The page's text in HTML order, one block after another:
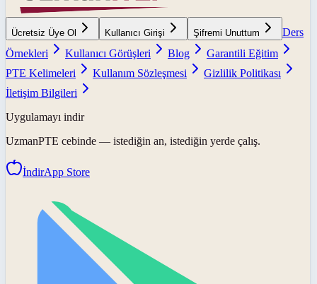
Ücretsiz Üye Ol Kullanıcı Girişi Şifremi Unuttum
Ders
Örnekleri
Kullanıcı Görüşleri Blog
Garantili Eğitim
PTE Kelimeleri
Kullanım Sözleşmesi
Gizlilik Politikası
İletişim Bilgileri
Uygulamayı indir
UzmanPTE cebinde — istediğin an, istediğin yerde çalış.
İndirApp Store